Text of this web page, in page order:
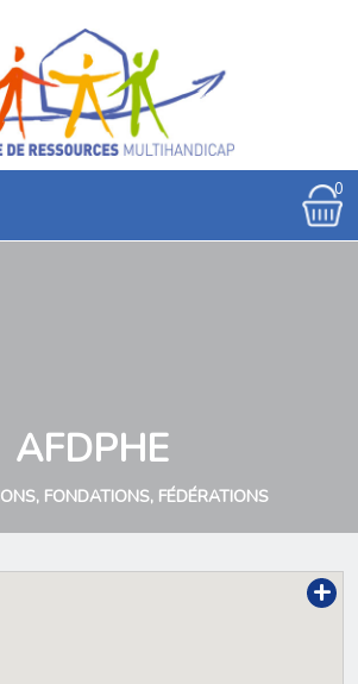
0
AFDPHE
FONDATIONS, FÉDÉRATIONS
+